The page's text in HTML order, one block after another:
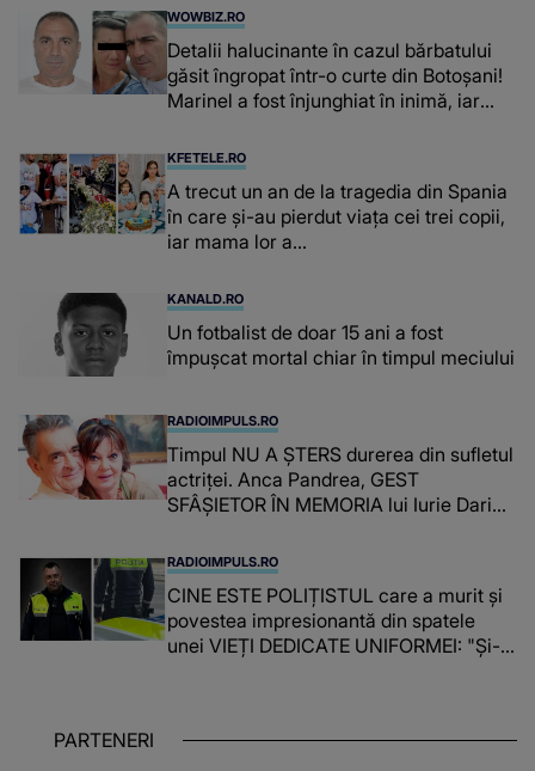
WOWBIZ.RO
Detalii halucinante în cazul bărbatului
găsit îngropat într-o curte din Botoșani!
Marinel a fost înjunghiat în inimă, iar
suspecți
KFETELE.RO
A trecut un an de la tragedia din Spania
în care și-au pierdut viața cei trei copii,
iar mama lor a…
KANALD.RO
Un fotbalist de doar 15 ani a fost
împușcat mortal chiar în timpul meciului
RADIOIMPULS.RO
Timpul NU A ȘTERS durerea din sufletul
actriței. Anca Pandrea, GEST
SFÂȘIETOR ÎN MEMORIA lui Iurie Darie:
timpul parcă..."
RADIOIMPULS.RO
CINE ESTE POLIȚISTUL care a murit și
povestea impresionantă din spatele
unei VIEȚI DEDICATE UNIFORMEI: "Și-a
PARTENERI